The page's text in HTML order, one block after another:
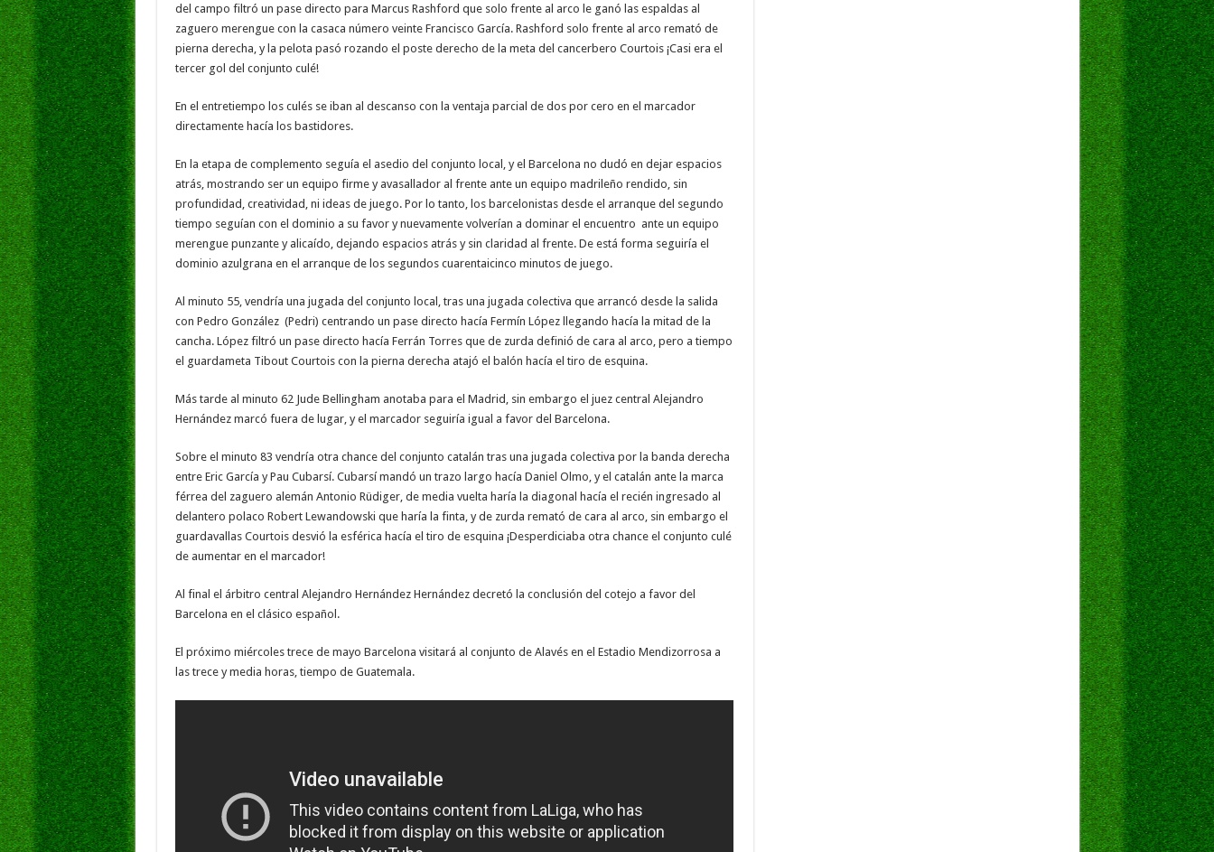
del campo filtró un pase directo para Marcus Rashford que solo frente al arco le ganó las espaldas al
zaguero merengue con la casaca número veinte Francisco García. Rashford solo frente al arco remató de
pierna derecha, y la pelota pasó rozando el poste derecho de la meta del cancerbero Courtois ¡Casi era el
tercer gol del conjunto culé!
En el entretiempo los culés se iban al descanso con la ventaja parcial de dos por cero en el marcador
directamente hacía los bastidores.
En la etapa de complemento seguía el asedio del conjunto local, y el Barcelona no dudó en dejar espacios
atrás, mostrando ser un equipo firme y avasallador al frente ante un equipo madrileño rendido, sin
profundidad, creatividad, ni ideas de juego. Por lo tanto, los barcelonistas desde el arranque del segundo
tiempo seguían con el dominio a su favor y nuevamente volverían a dominar el encuentro ante un equipo
merengue punzante y alicaído, dejando espacios atrás y sin claridad al frente. De está forma seguiría el
dominio azulgrana en el arranque de los segundos cuarentaicinco minutos de juego.
Al minuto 55, vendría una jugada del conjunto local, tras una jugada colectiva que arrancó desde la salida
con Pedro González (Pedri) centrando un pase directo hacía Fermín López llegando hacía la mitad de la
cancha. López filtró un pase directo hacía Ferrán Torres que de zurda definió de cara al arco, pero a tiempo
el guardameta Tibout Courtois con la pierna derecha atajó el balón hacía el tiro de esquina.
Más tarde al minuto 62 Jude Bellingham anotaba para el Madrid, sin embargo el juez central Alejandro
Hernández marcó fuera de lugar, y el marcador seguiría igual a favor del Barcelona.
Sobre el minuto 83 vendría otra chance del conjunto catalán tras una jugada colectiva por la banda derecha
entre Eric García y Pau Cubarsí. Cubarsí mandó un trazo largo hacía Daniel Olmo, y el catalán ante la marca
férrea del zaguero alemán Antonio Rüdiger, de media vuelta haría la diagonal hacía el recién ingresado al
delantero polaco Robert Lewandowski que haría la finta, y de zurda remató de cara al arco, sin embargo el
guardavallas Courtois desvió la esférica hacía el tiro de esquina ¡Desperdiciaba otra chance el conjunto culé
de aumentar en el marcador!
Al final el árbitro central Alejandro Hernández Hernández decretó la conclusión del cotejo a favor del
Barcelona en el clásico español.
El próximo miércoles trece de mayo Barcelona visitará al conjunto de Alavés en el Estadio Mendizorrosa a
las trece y media horas, tiempo de Guatemala.